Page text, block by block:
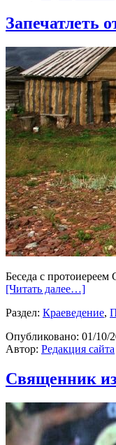
Запечатлеть
Беседа с
[Читать далее…]
Раздел: Краеведение,
Опубликовано: 01/10/
Автор: Редакция сайта
Священник